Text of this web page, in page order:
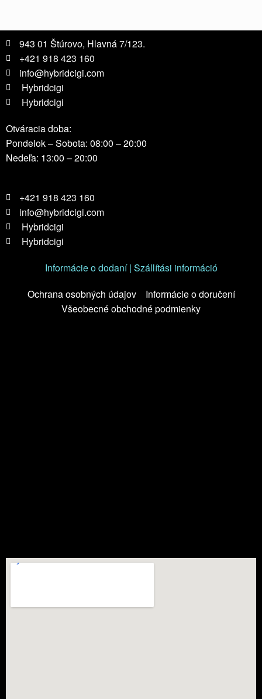
943 01 Štúrovo, Hlavná 7/123.
+421 918 423 160
info@hybridcigi.com
Hybridcigi
Hybridcigi
Otváracia doba:
Pondelok – Sobota: 08:00 – 20:00
Nedeľa: 13:00 – 20:00
+421 918 423 160
info@hybridcigi.com
Hybridcigi
Hybridcigi
Informácie o dodaní | Szállítási információ
Ochrana osobných údajov
Informácie o doručení
Všeobecné obchodné podmienky